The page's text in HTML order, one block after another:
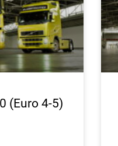
(Euro 4-5)